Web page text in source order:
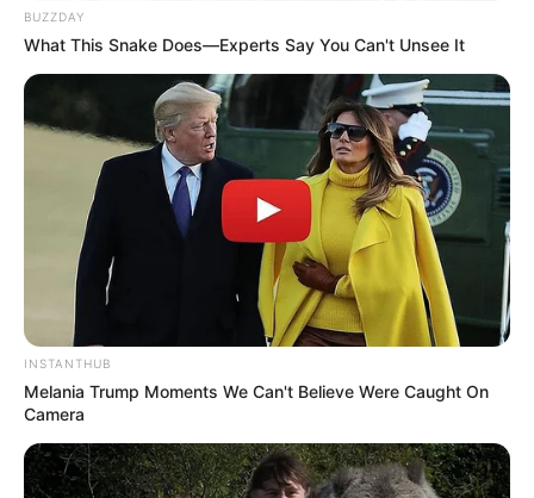
BUZZDAY
What This Snake Does—Experts Say You Can't Unsee It
INSTANTHUB
Melania Trump Moments We Can't Believe Were Caught On
Camera